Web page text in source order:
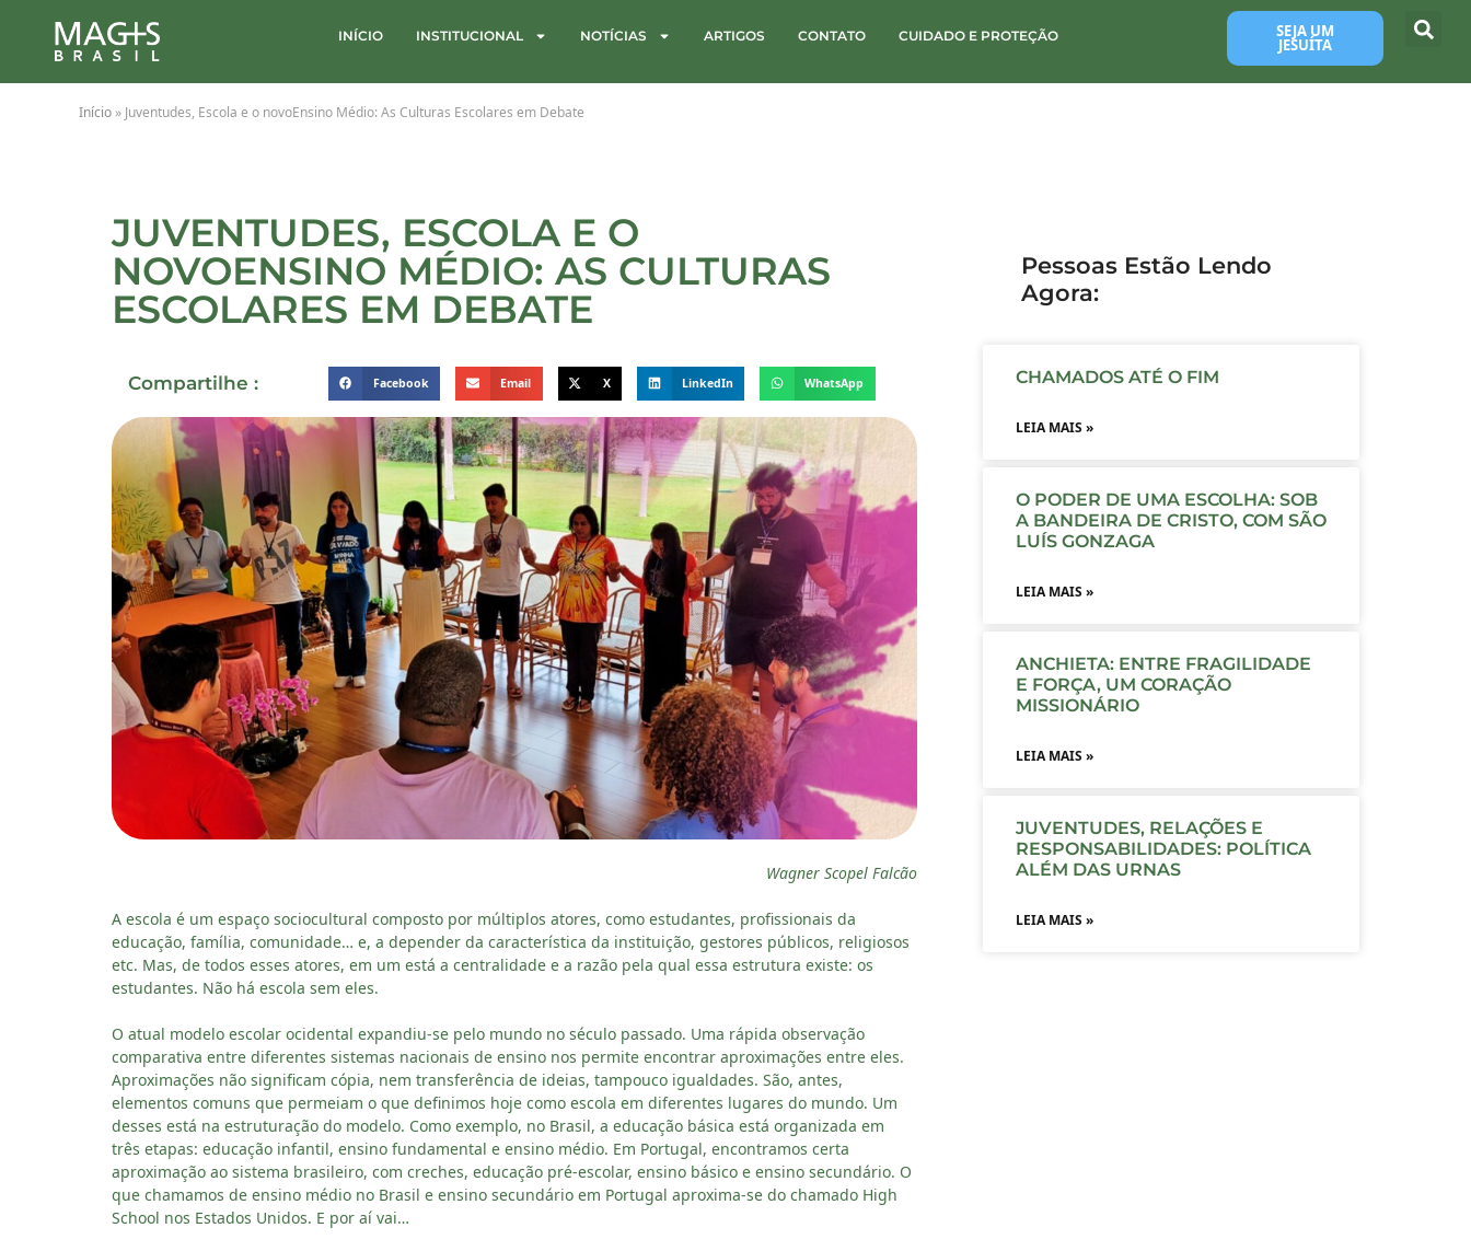
INÍCIO INSTITUCIONAL NOTÍCIAS ARTIGOS CONTATO CUIDADO E PROTEÇÃO SEJA UM
JESUÍTA
Início » Juventudes, Escola e o novoEnsino Médio: As Culturas Escolares em Debate
JUVENTUDES, ESCOLA E O
NOVOENSINO MÉDIO: AS CULTURAS
ESCOLARES EM DEBATE
Compartilhe : Facebook Email X LinkedIn WhatsApp
Wagner Scopel Falcão
A escola é um espaço sociocultural composto por múltiplos atores, como estudantes, profissionais da
educação, família, comunidade… e, a depender da característica da instituição, gestores públicos, religiosos
etc. Mas, de todos esses atores, em um está a centralidade e a razão pela qual essa estrutura existe: os
estudantes. Não há escola sem eles.
O atual modelo escolar ocidental expandiu-se pelo mundo no século passado. Uma rápida observação
comparativa entre diferentes sistemas nacionais de ensino nos permite encontrar aproximações entre eles.
Aproximações não significam cópia, nem transferência de ideias, tampouco igualdades. São, antes,
elementos comuns que permeiam o que definimos hoje como escola em diferentes lugares do mundo. Um
desses está na estruturação do modelo. Como exemplo, no Brasil, a educação básica está organizada em
três etapas: educação infantil, ensino fundamental e ensino médio. Em Portugal, encontramos certa
aproximação ao sistema brasileiro, com creches, educação pré-escolar, ensino básico e ensino secundário. O
que chamamos de ensino médio no Brasil e ensino secundário em Portugal aproxima-se do chamado High
School nos Estados Unidos. E por aí vai…
Pessoas Estão Lendo
Agora:
CHAMADOS ATÉ O FIM
LEIA MAIS »
O PODER DE UMA ESCOLHA: SOB
A BANDEIRA DE CRISTO, COM SÃO
LUÍS GONZAGA
LEIA MAIS »
ANCHIETA: ENTRE FRAGILIDADE
E FORÇA, UM CORAÇÃO
MISSIONÁRIO
LEIA MAIS »
JUVENTUDES, RELAÇÕES E
RESPONSABILIDADES: POLÍTICA
ALÉM DAS URNAS
LEIA MAIS »